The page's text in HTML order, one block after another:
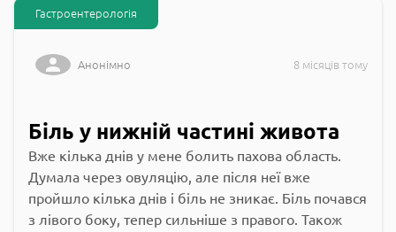
Гастроентерологія
Анонімно 8 місяців тому
Біль у нижній частині живота
Вже кілька днів у мене болить пахова область.
Думала через овуляцію, але після неї вже
пройшло кілька днів і біль не зникає. Біль почався
з лівого боку, тепер сильніше з правого. Також